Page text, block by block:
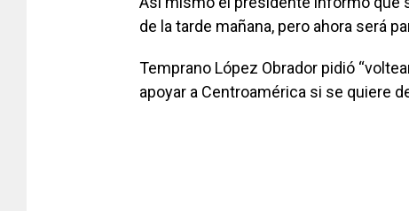
de la tarde mañana, pero ahora será
Temprano López Obrador pidió
apoyar a Centroamérica si se quiere